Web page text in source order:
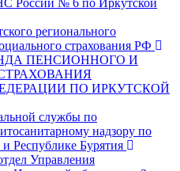
регионального
страхования РФ
ПЕНСИОННОГО И
ПО ИРКУТСКОЙ
службы по
надзору по
Республике Бурятия
Управления